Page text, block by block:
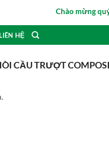
Chào mừng
LIÊN HỆ
CẦU TRƯỢT